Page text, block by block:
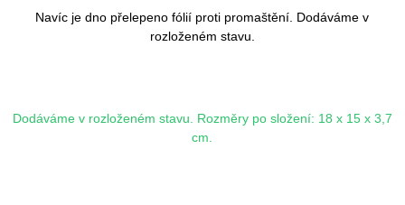
Navíc je dno přelepeno fólií proti promaštění. Dodáváme v
rozloženém stavu.
Dodáváme v rozloženém stavu. Rozměry po složení: 18 x 15 x 3,7
cm.